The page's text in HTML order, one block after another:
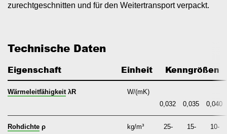
zurechtgeschnitten und für den Weitertransport verpackt.
Technische Daten
Eigenschaft Einheit Kenngrößen
Wärmeleitfähigkeit λR
W/(mK)
0,032
0,035 0,040
Rohdichte ρ kg/m³
25-
15-
10-